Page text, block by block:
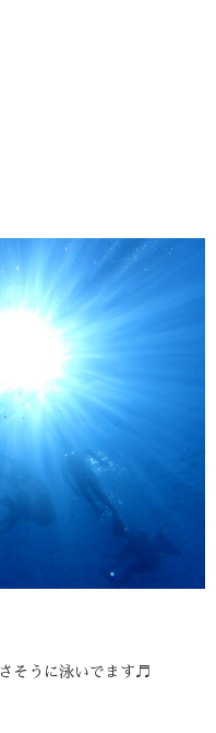
そうに泳いでます♬